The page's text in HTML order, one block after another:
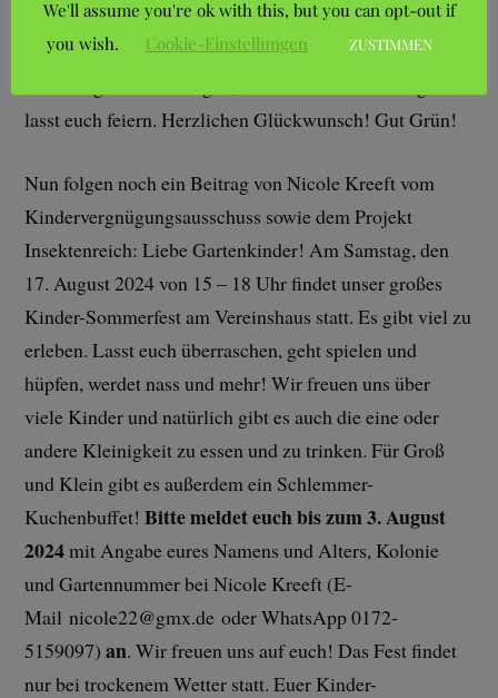
Frühschoppen in unserer Vereinsgaststätte geplant.
Unsere Geburtstagskinder im Juli wollen wir natürlich
lasst euch feiern. Herzlichen Glückwunsch! Gut Grün!
Nun folgen noch ein Beitrag von Nicole Kreeft vom
Kindervergnügungsausschuss sowie dem Projekt
Insektenreich: Liebe Gartenkinder! Am Samstag, den
17. August 2024 von 15 – 18 Uhr findet unser großes
Kinder-Sommerfest am Vereinshaus statt. Es gibt viel zu
erleben. Lasst euch überraschen, geht spielen und
hüpfen, werdet nass und mehr! Wir freuen uns über
viele Kinder und natürlich gibt es auch die eine oder
andere Kleinigkeit zu essen und zu trinken. Für Groß
und Klein gibt es außerdem ein Schlemmer-
Kuchenbuffet!Bitte meldet euchbis zum 3. August
2024mit Angabe eures Namens und Alters, Kolonie
und Gartennummer bei Nicole Kreeft (E-
Mail nicole22@gmx.de oder WhatsApp 0172-
5159097)an. Wir freuen uns auf euch! Das Fest findet
nur bei trockenem Wetter statt. Euer Kinder-
We'll assume you're ok with this, but you can opt-out if
you wish.
Cookie-Einstellungen ZUSTIMMEN